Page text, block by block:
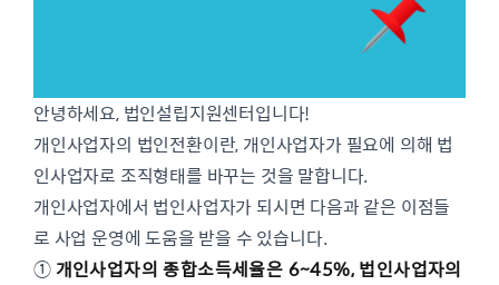
안녕하세요, 법인설립지원센터입니다!
개인사업자의 법인전환이란, 개인사업자가 필요에 의해 법
인사업자로 조직형태를 바꾸는 것을 말합니다.
개인사업자에서 법인사업자가 되시면 다음과 같은 이점들
로 사업 운영에 도움을 받을 수 있습니다.
① 개인사업자의 종합소득세율은 6~45%, 법인사업자의